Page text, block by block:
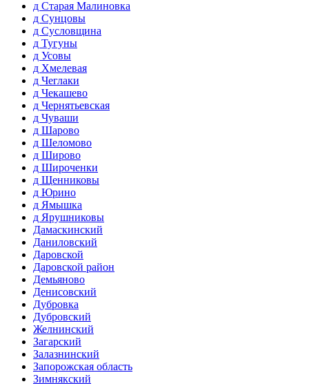
д Старая Малиновка
д Сунцовы
д Сусловщина
д Тугуны
д Усовы
д Хмелевая
д Чеглаки
д Чекашево
д Чернятьевская
д Чуваши
д Шарово
д Шеломово
д Широво
д Широченки
д Щенниковы
д Юрино
д Ямышка
д Ярушниковы
Дамаскинский
Даниловский
Даровской
Даровской район
Демьяново
Денисовский
Дубровка
Дубровский
Желнинский
Загарский
Залазнинский
Запорожская область
Зимнякский